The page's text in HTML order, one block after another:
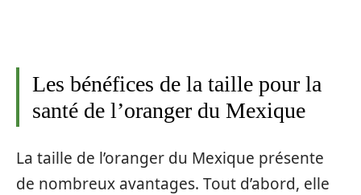
Les bénéfices de la taille pour la
santé de l’oranger du Mexique
La taille de l’oranger du Mexique présente
de nombreux avantages. Tout d’abord, elle